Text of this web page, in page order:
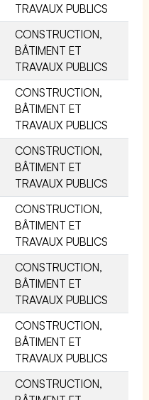
TRAVAUX PUBLICS
CONSTRUCTION,
BÂTIMENT ET
TRAVAUX PUBLICS
CONSTRUCTION,
BÂTIMENT ET
TRAVAUX PUBLICS
CONSTRUCTION,
BÂTIMENT ET
TRAVAUX PUBLICS
CONSTRUCTION,
BÂTIMENT ET
TRAVAUX PUBLICS
CONSTRUCTION,
BÂTIMENT ET
TRAVAUX PUBLICS
CONSTRUCTION,
BÂTIMENT ET
TRAVAUX PUBLICS
CONSTRUCTION,